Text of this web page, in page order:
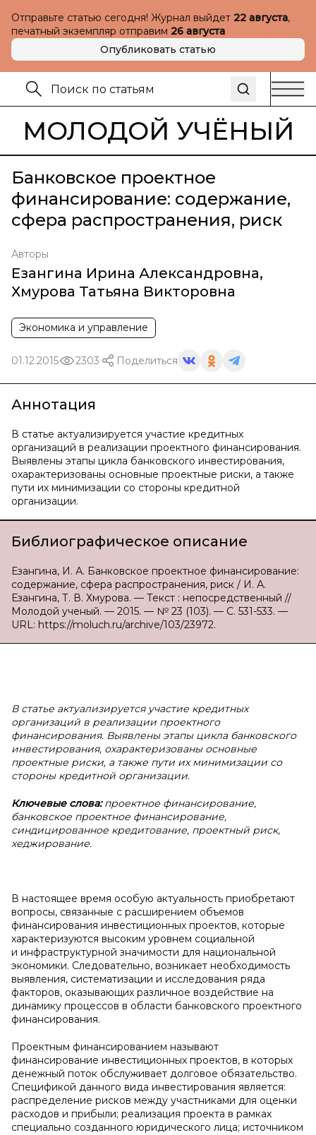
Отправьте статью сегодня! Журнал выйдет 22 августа,
печатный экземпляр отправим 26 августа
Опубликовать статью
МОЛОДОЙ УЧЁНЫЙ
Банковское проектное
финансирование: содержание,
сфера распространения, риск
Авторы
Езангина Ирина Александровна,
Хмурова Татьяна Викторовна
Экономика и управление
01.12.2015 2303 Поделиться
Аннотация
В статье актуализируется участие кредитных
организаций в реализации проектного финансирования.
Выявлены этапы цикла банковского инвестирования,
охарактеризованы основные проектные риски, а также
пути их минимизации со стороны кредитной
организации.
Библиографическое описание
Езангина, И. А. Банковское проектное финансирование:
содержание, сфера распространения, риск / И. А.
Езангина, Т. В. Хмурова. — Текст : непосредственный //
Молодой ученый. — 2015. — № 23 (103). — С. 531-533. —
URL: https://moluch.ru/archive/103/23972.
В статье актуализируется участие кредитных
организаций в реализации проектного
финансирования. Выявлены этапы цикла банковского
инвестирования, охарактеризованы основные
проектные риски, а также пути их минимизации со
стороны кредитной организации.
Ключевые слова:проектное финансирование,
банковское проектное финансирование,
синдицированное кредитование, проектный риск,
хеджирование.
В настоящее время особую актуальность приобретают
вопросы, связанные с расширением объемов
финансирования инвестиционных проектов, которые
характеризуются высоким уровнем социальной
и инфраструктурной значимости для национальной
экономики. Следовательно, возникает необходимость
выявления, систематизации и исследования ряда
факторов, оказывающих различное воздействие на
динамику процессов в области банковского проектного
финансирования.
Проектным финансированием называют
финансирование инвестиционных проектов, в которых
денежный поток обслуживает долговое обязательство.
Спецификой данного вида инвестирования является:
распределение рисков между участниками для оценки
расходов и прибыли; реализация проекта в рамках
специально созданного юридического лица; источником